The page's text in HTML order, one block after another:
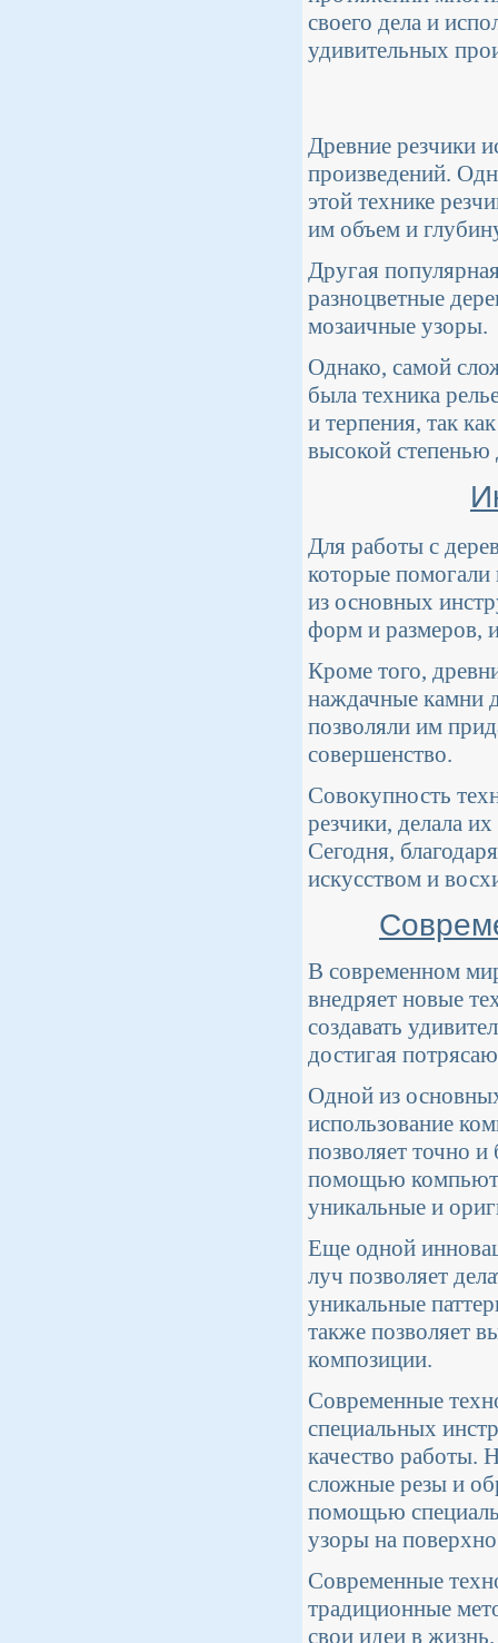
своего дела и
удивительных
Древние резчики
произведений.
этой технике
им объем и
Другая
разноцветные
мозаичные узоры.
Однако, самой
была техника
и терпения, так
высокой степенью
Для работы с
которые помогали
из основных
форм и размеров,
Кроме того,
наждачные камни
позволяли им
совершенство.
Совокупность
резчики, делала
Сегодня,
искусством и
В современном
внедряет новые
создавать
достигая
Одной из
использование
позволяет точно
помощью
уникальные и
Еще одной
луч позволяет
уникальные
также позволяет
композиции.
Современные
специальных
качество работы.
сложные резы и
помощью
узоры на
Современные
традиционные
свои идеи в